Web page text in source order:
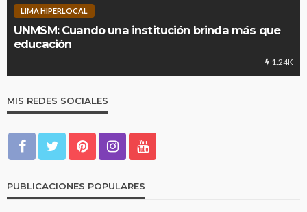
LIMA HIPERLOCAL
UNMSM: Cuando una institución brinda más que
educación
1.24K
MIS REDES SOCIALES
PUBLICACIONES POPULARES